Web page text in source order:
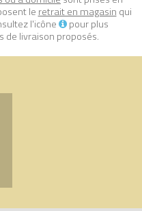
le retrait en magasin qui
l'icône
pour plus
de livraison proposés.